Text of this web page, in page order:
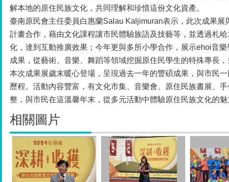
解本地的原住民族文化，共同理解和珍惜這份文化資產。
臺南原民會主任委員白惠蘭Salau Kaljimuran表示，此次成果展
計畫合作，藉由文化課程讓市民體驗族語及技藝等，並透過札
化，達到互動推廣效果；今年更與多所小學合作，展示ehoi音
成果，從藝術、音樂、舞蹈等領域挖掘原住民學生的特殊專長，
本次成果展歲末暖心登場，呈現過去一年的豐碩成果，與市民
歷程。活動內容豐富，有文化市集、音樂會、原住民族書展、
整，與市民在這溫馨年末，從多元活動中體驗原住民族文化的
相關圖片